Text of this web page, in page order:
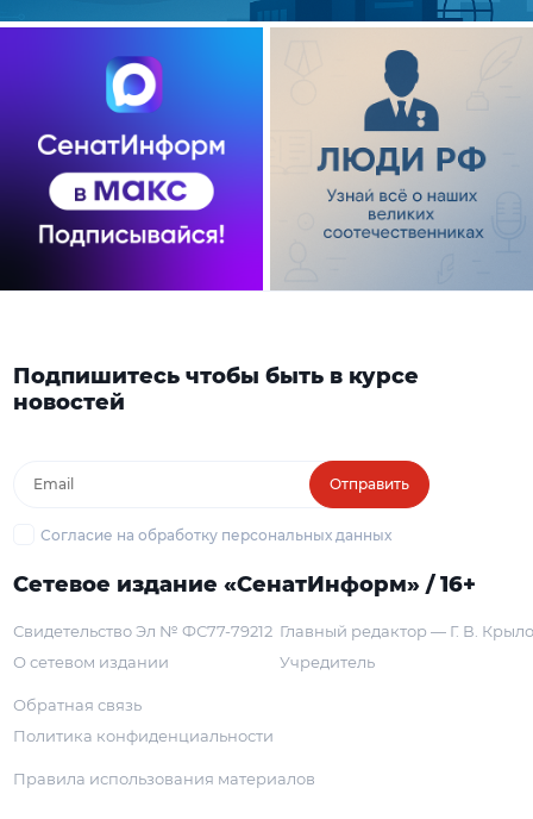
Подпишитесь чтобы быть в курсе
новостей
Отправить
Согласие на обработку персональных данных
Сетевое издание «СенатИнформ» / 16+
Свидетельство Эл № ФС77-79212
О сетевом издании
Главный редактор — Г. В.
Учредитель
Обратная связь
Политика конфиденциальности
Правила использования материалов